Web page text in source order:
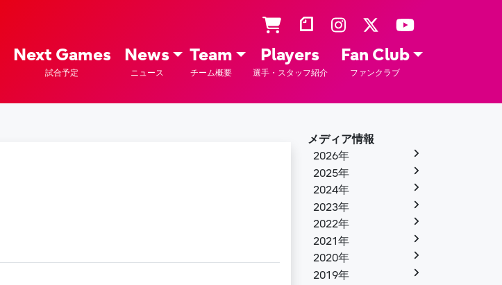
Next Games
試合予定
News
ニュース
Team
チーム概要
Players
選手・スタッフ紹介
Fan Club
ファンクラブ
メディア情報
2026年
2025年
2024年
2023年
2022年
2021年
2020年
2019年